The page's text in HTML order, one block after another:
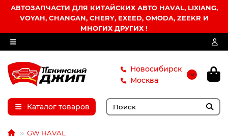
АВТОЗАПЧАСТИ ДЛЯ КИТАЙСКИХ АВТО HAVAL, LIXIANG,
VOYAH, CHANGAN, CHERY, EXEED, OMODA, ZEEKR И
МНОГИХ ДРУГИХ !
Новосибирск
Москва
Каталог товаров
GW HAVAL